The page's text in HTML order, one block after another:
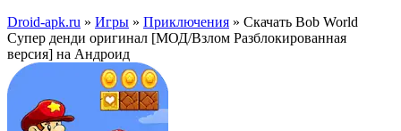
Droid-apk.ru » Игры » Приключения » Скачать Bob World
Супер денди оригинал [МОД/Взлом Разблокированная
версия] на Андроид